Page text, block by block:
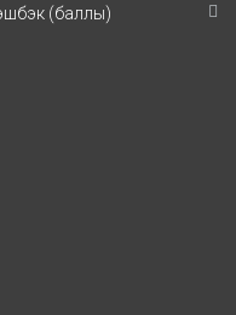
(баллы)